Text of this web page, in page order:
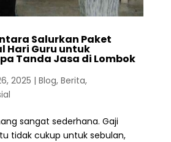
Salurkan Paket
Hari Guru untuk
Tanda Jasa di Lombok
2025 | Blog, Berita,
sangat sederhana. Gaji
tidak cukup untuk sebulan,